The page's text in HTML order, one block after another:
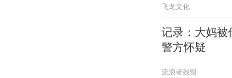
飞龙文化
记录：大妈被
警方怀疑
流浪者残留